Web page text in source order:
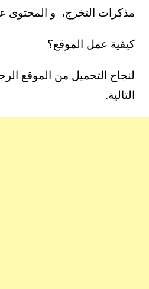
مذكرات التخرج، و المحتوى
كيفية عمل الموقع؟
لنجاح التحميل من الموقع
التالية.